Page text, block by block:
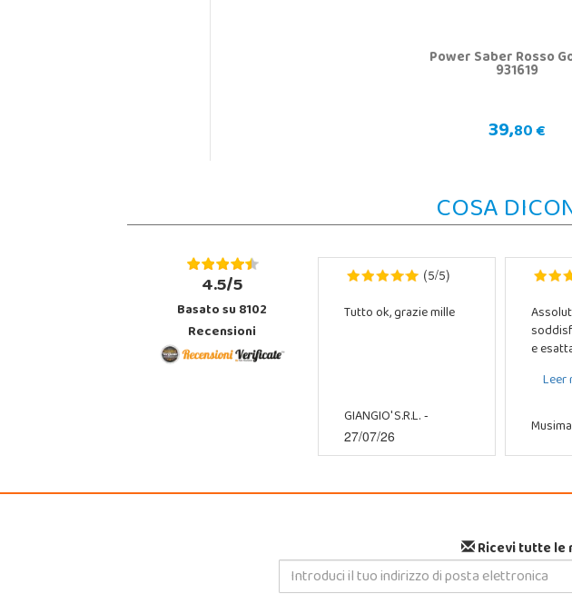
Power Saber Rosso
931619
39,80 €
COSA
4.5/5
Basato su 8102
Recensioni
(5/5)
Tutto ok, grazie mille
GIANGIO' S.R.L.-
27/07/26
e
Leer
Musima
Ricevi tutte le